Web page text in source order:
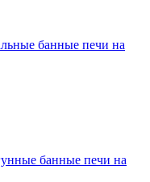
банные печи на
банные печи на